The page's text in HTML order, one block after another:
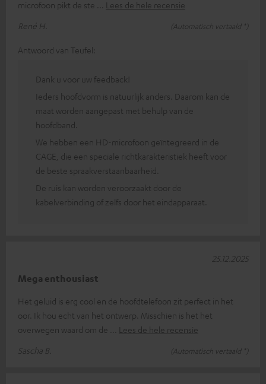
microfoon pikt de ste
Lees de hele recensie
René H.
(Automatisch vertaald *)
Antwoord van Teufel:
Dank u voor uw feedback!
Ieders hoofdvorm is natuurlijk anders. Daarom kan de
maat worden aangepast met behulp van de
hoofdband.
We hebben een HD-microfoon geïntegreerd in de
CAGE, die een speciale richtkarakteristiek heeft voor
de beste spraakverstaanbaarheid.
De ruis kan worden veroorzaakt door de
kabelverbinding of zelfs door het eindapparaat.
Mega enthousiast
Het geluid is erg cool en de hoofdtelefoon zit perfect in het
oor. Ik hou echt van het ontwerp. Misschien is het het
overwegen waard om de
Lees de hele recensie
Sascha B.
(Automatisch vertaald *)
25.12.2025